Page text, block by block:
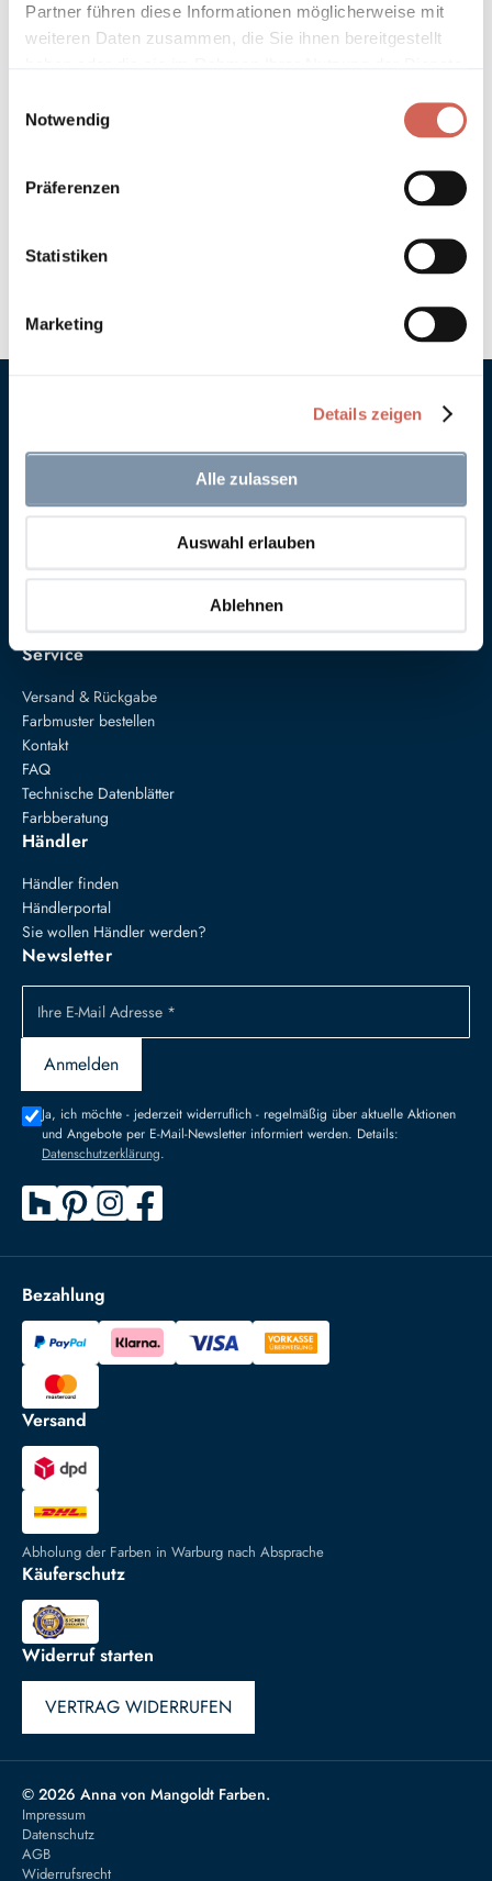
Partner führen diese Informationen möglicherweise mit
weiteren Daten zusammen, die Sie ihnen bereitgestellt
Notwendig
Präferenzen
Statistiken
Marketing
Details zeigen
Alle zulassen
Auswahl erlauben
Ablehnen
Hinweis zur Grundierung
Technische Daten
Hinweis zur Farbtongenauigkeit
Anna von Mangoldt GmbH & Co. KG
34414 Warburg
farben@annavonmangoldt.com
Service
Versand & Rückgabe
Farbmuster bestellen
Kontakt
FAQ
Technische Datenblätter
Farbberatung
Händler
Händler finden
Händlerportal
Sie wollen Händler werden?
Newsletter
Ihre E-Mail Adresse *
Anmelden
Ja, ich möchte - jederzeit widerruflich - regelmäßig über aktuelle Aktionen
und Angebote per E-Mail-Newsletter informiert werden. Details:
Datenschutzerklärung.
Bezahlung
Versand
Abholung der Farben in Warburg nach Absprache
Käuferschutz
Widerruf starten
VERTRAG WIDERRUFEN
© 2026 Anna von Mangoldt Farben.
Impressum
Datenschutz
AGB
Widerrufsrecht